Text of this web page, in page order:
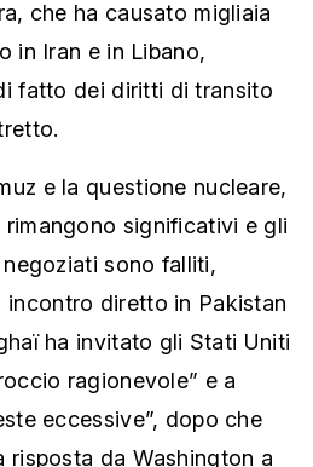
che ha causato migliaia
in Iran e in Libano,
fatto dei diritti di transito
e la questione nucleare,
significativi e gli
sono falliti,
incontro diretto in Pakistan
ha invitato gli Stati Uniti
ragionevole” e a
eccessive”, dopo che
risposta da Washington a